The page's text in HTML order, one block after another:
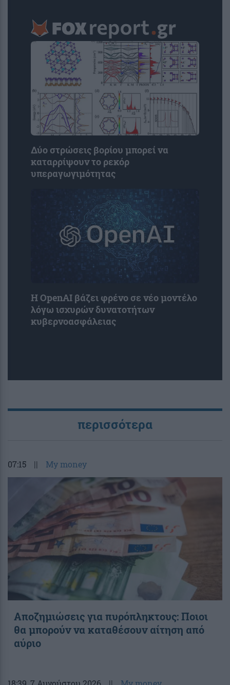
Δύο στρώσεις βορίου μπορεί να
καταρρίψουν το ρεκόρ
υπεραγωγιμότητας
Η OpenAI βάζει φρένο σε νέο μοντέλο
λόγω ισχυρών δυνατοτήτων
κυβερνοασφάλειας
περισσότερα
07:15 || My money
Αποζημιώσεις για πυρόπληκτους: Ποιοι
θα μπορούν να καταθέσουν αίτηση από
αύριο